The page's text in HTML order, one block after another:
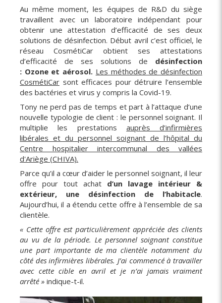
Au même moment, les équipes de R&D du siège
travaillent avec un laboratoire indépendant pour
obtenir une attestation d’efficacité de ses deux
solutions de désinfection. Début avril c’est officiel, le
réseau CosmétiCar obtient ses attestations
d’efficacité de ses solutions de désinfection
: Ozone et aérosol. Les méthodes de désinfection
CosmétiCar sont efficaces pour détruire l’ensemble
des bactéries et virus y compris la Covid-19.
Tony ne perd pas de temps et part à l’attaque d’une
nouvelle typologie de client : le personnel soignant. Il
multiplie les prestations auprès d’infirmières
libérales et du personnel soignant de l’hôpital du
Centre hospitalier intercommunal des vallées
d'Ariège (CHIVA).
Parce qu’il a cœur d’aider le personnel soignant, il leur
offre pour tout achat d’un lavage intérieur &
extérieur, une désinfection de l’habitacle.
Aujourd’hui, il a étendu cette offre à l’ensemble de sa
clientèle.
« Cette offre est particulièrement appréciée des clients
au vu de la période. Le personnel soignant constitue
une part importante de ma clientèle notamment du
côté des infirmières libérales. J’ai commencé à travailler
avec cette cible en avril et je n’ai jamais vraiment
arrêté » indique-t-il.